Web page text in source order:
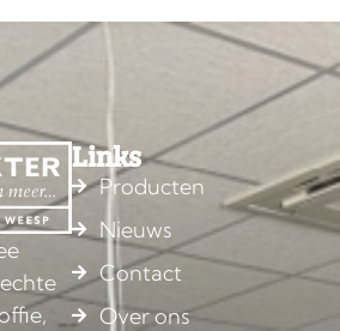
Links
Producten
Nieuws
Contact
Over ons